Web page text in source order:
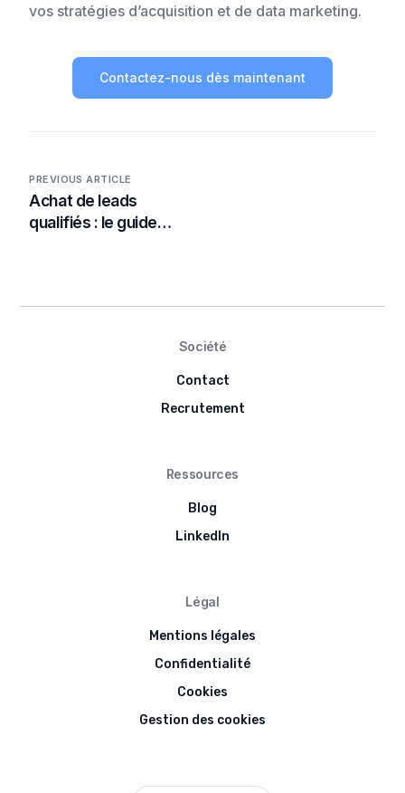
vos stratégies d’acquisition et de data marketing.
Contactez-nous dès maintenant
PREVIOUS ARTICLE
Achat de leads
qualifiés : le guide
Société
Contact
Recrutement
Ressources
Blog
LinkedIn
Légal
Mentions légales
Confidentialité
Cookies
Gestion des cookies